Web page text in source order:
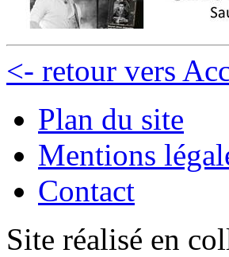
<- retour vers
Plan du site
Mentions
Contact
Site réalisé en